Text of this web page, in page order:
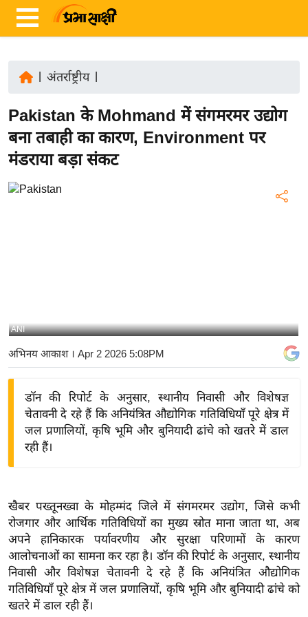
ज़ा
ख
ब
र
रा
य
बि
ज़
द्यो
त
वि
शे
ष
ज्ञ
रा
अंतर्राष्ट्रीय|
Pakistan के Mohmand में संगमरमर उद्योग
बना तबाही का कारण, Environment पर
मंडराया बड़ा संकट
ANI
अभिनय आकाश। Apr 2 2026 5:08PM
डॉन की रिपोर्ट के अनुसार, स्थानीय निवासी और विशेषज्ञ
चेतावनी दे रहे हैं कि अनियंत्रित औद्योगिक गतिविधियाँ पूरे क्षेत्र में
जल प्रणालियों, कृषि भूमि और बुनियादी ढांचे को खतरे में डाल
रही हैं।
खैबर पख्तूनख्वा के मोहम्मंद जिले में संगमरमर उद्योग, जिसे कभी
रोजगार और आर्थिक गतिविधियों का मुख्य स्रोत माना जाता था, अब
अपने हानिकारक पर्यावरणीय और सुरक्षा परिणामों के कारण
आलोचनाओं का सामना कर रहा है। डॉन की रिपोर्ट के अनुसार, स्थानीय
निवासी और विशेषज्ञ चेतावनी दे रहे हैं कि अनियंत्रित औद्योगिक
गतिविधियाँ पूरे क्षेत्र में जल प्रणालियों, कृषि भूमि और बुनियादी ढांचे को
खतरे में डाल रही हैं।